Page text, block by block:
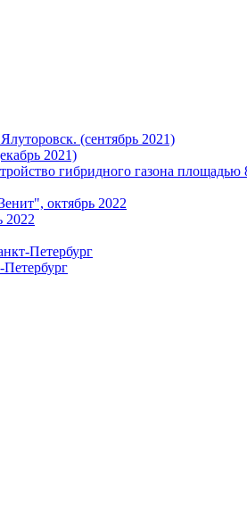
(сентябрь 2021)
2021)
гибридного газона
октябрь 2022
2022
Петербург